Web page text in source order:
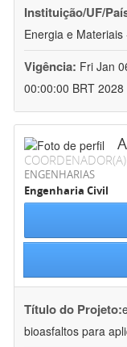
Instituição/UF/
Energia e Materiais
Vigência: Fri Jan
00:00:00 BRT 2028
COORDENADOR(A)
ENGENHARIAS
Engenharia Civil
Título do Projeto:
bioasfaltos para